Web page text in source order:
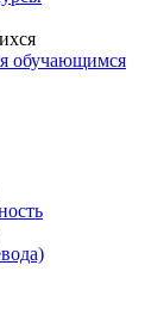
обучающимся